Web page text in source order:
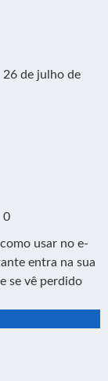
26 de julho de
0
usar no e-
entra na sua
se vê perdido